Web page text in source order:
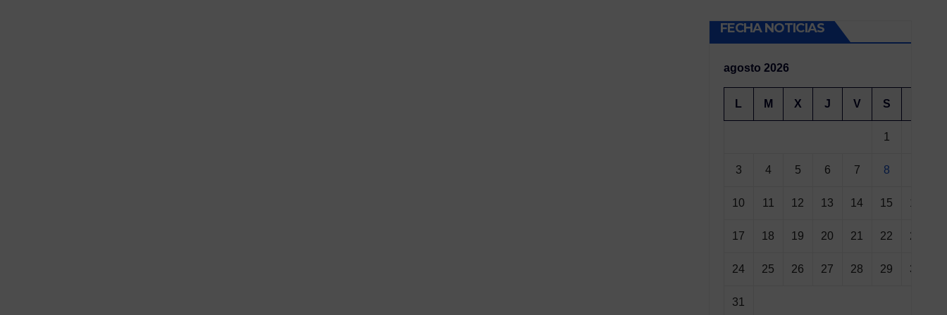
FECHA NOTICIAS
agosto 2026
L M X J V S
1
3 4 5 6 7 8
10 11 12 13 14 15 16
17 18 19 20 21 22 23
24 25 26 27 28 29 30
31